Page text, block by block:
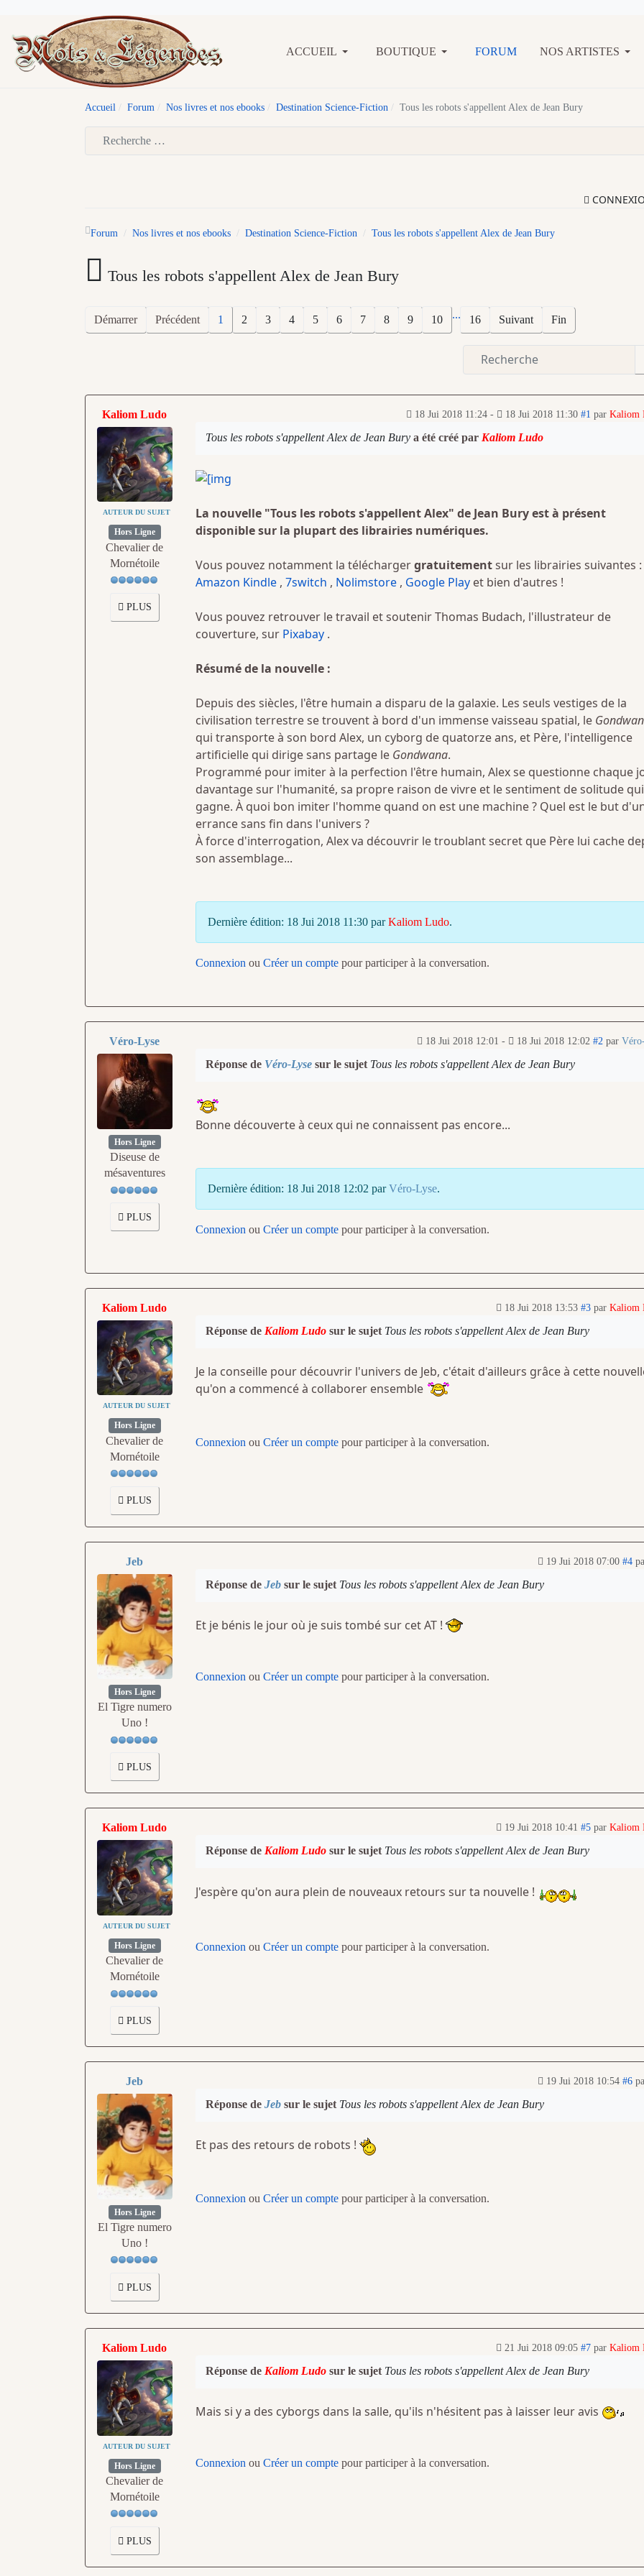
ACCUEIL BOUTIQUE FORUM NOS ARTISTES
Accueil Forum Nos livres et nos ebooks Destination Science-Fiction Tous les robots s'appellent Alex de Jean Bury
Forum Nos livres et nos ebooks Destination Science-Fiction Tous les robots s'appellent Alex de Jean Bury
Tous les robots s'appellent Alex de Jean Bury
Démarrer Précédent 1 2 3 4 5 6 7 8 9 10 ... 16 Suivant Fin
Kaliom Ludo
AUTEUR DU SUJET
Hors Ligne
Chevalier de
Mornétoile
PLUS
18 Jui 2018 11:24- 18 Jui 2018 11:30 #1 par Kaliom
Tous les robots s'appellent Alex de Jean Burya été créé par Kaliom Ludo
La nouvelle "Tous les robots s'appellent Alex" de Jean Bury est à présent
disponible sur la plupart des librairies numériques.
Vous pouvez notamment la téléchargergratuitementsur les librairies suivantes :
Amazon Kindle, 7switch , Nolimstore, Google Playet bien d'autres !
Vous pouvez retrouver le travail et soutenir Thomas Budach, l'illustrateur de
couverture, sur Pixabay.
Résumé de la nouvelle :
Depuis des siècles, l'être humain a disparu de la galaxie. Les seuls vestiges de la
civilisation terrestre se trouvent à bord d'un immense vaisseau spatial, le
qui transporte à son bord Alex, un cyborg de quatorze ans, et Père, l'intelligence
artificielle qui dirige sans partage le Gondwana.
Programmé pour imiter à la perfection l'être humain, Alex se questionne chaque
davantage sur l'humanité, sa propre raison de vivre et le sentiment de solitude
gagne. À quoi bon imiter l'homme quand on est une machine ? Quel est le but
errance sans fin dans l'univers ?
À force d'interrogation, Alex va découvrir le troublant secret que Père lui cache
son assemblage...
Dernière édition: 18 Jui 2018 11:30 parKaliom Ludo.
Connexion ou Créer un comptepour participer à la conversation.
Véro-Lyse
Hors Ligne
Diseuse de
mésaventures
PLUS
18 Jui 2018 12:01 - 18 Jui 2018 12:02 #2 par
Réponse de Véro-Lysesur le sujet Tous les robots s'appellent Alex de Jean Bury
Bonne découverte à ceux qui ne connaissent pas encore...
Dernière édition: 18 Jui 2018 12:02 parVéro-Lyse.
Connexion ou Créer un comptepour participer à la conversation.
Kaliom Ludo
AUTEUR DU SUJET
Hors Ligne
Chevalier de
Mornétoile
PLUS
18 Jui 2018 13:53 #3 par Kaliom
Réponse de Kaliom Ludosur le sujet Tous les robots s'appellent Alex de Jean Bury
Je la conseille pour découvrir l'univers de Jeb, c'était d'ailleurs grâce à cette
qu'on a commencé à collaborer ensemble
Connexion ou Créer un comptepour participer à la conversation.
Jeb
Hors Ligne
El Tigre numero
Uno !
PLUS
19 Jui 2018 07:00 #4
Réponse de Jebsur le sujet Tous les robots s'appellent Alex de Jean Bury
Et je bénis le jour où je suis tombé sur cet AT !
Connexion ou Créer un comptepour participer à la conversation.
Kaliom Ludo
AUTEUR DU SUJET
Hors Ligne
Chevalier de
Mornétoile
PLUS
19 Jui 2018 10:41 #5 par Kaliom
Réponse de Kaliom Ludosur le sujet Tous les robots s'appellent Alex de Jean Bury
J'espère qu'on aura plein de nouveaux retours sur ta nouvelle !
Connexion ou Créer un comptepour participer à la conversation.
Jeb
Hors Ligne
El Tigre numero
Uno !
PLUS
19 Jui 2018 10:54 #6
Réponse de Jebsur le sujet Tous les robots s'appellent Alex de Jean Bury
Et pas des retours de robots !
Connexion ou Créer un comptepour participer à la conversation.
Kaliom Ludo
AUTEUR DU SUJET
Hors Ligne
Chevalier de
Mornétoile
PLUS
21 Jui 2018 09:05 #7 par Kaliom
Réponse de Kaliom Ludosur le sujet Tous les robots s'appellent Alex de Jean Bury
Mais si y a des cyborgs dans la salle, qu'ils n'hésitent pas à laisser leur avis
Connexion ou Créer un comptepour participer à la conversation.